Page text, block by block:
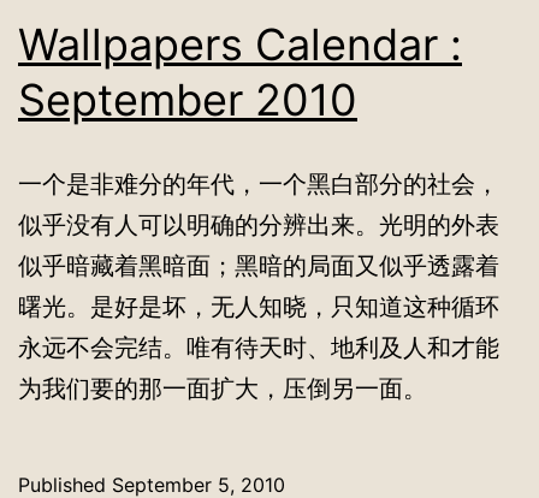
Wallpapers Calendar :
September 2010
一个是非难分的年代，一个黑白部分的社会，
似乎没有人可以明确的分辨出来。光明的外表
似乎暗藏着黑暗面；黑暗的局面又似乎透露着
曙光。是好是坏，无人知晓，只知道这种循环
永远不会完结。唯有待天时、地利及人和才能
为我们要的那一面扩大，压倒另一面。
Published September 5, 2010